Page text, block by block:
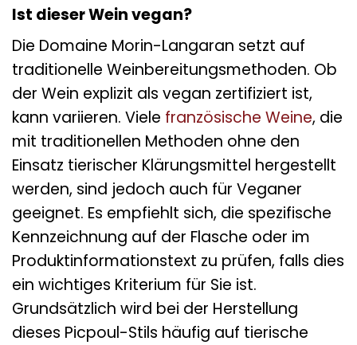
Ist dieser Wein vegan?
Die Domaine Morin-Langaran setzt auf
traditionelle Weinbereitungsmethoden. Ob
der Wein explizit als vegan zertifiziert ist,
kann variieren. Viele französische Weine, die
mit traditionellen Methoden ohne den
Einsatz tierischer Klärungsmittel hergestellt
werden, sind jedoch auch für Veganer
geeignet. Es empfiehlt sich, die spezifische
Kennzeichnung auf der Flasche oder im
Produktinformationstext zu prüfen, falls dies
ein wichtiges Kriterium für Sie ist.
Grundsätzlich wird bei der Herstellung
dieses Picpoul-Stils häufig auf tierische